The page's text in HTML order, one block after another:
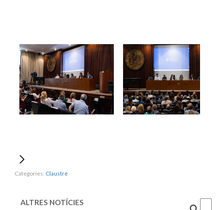
Categories: Claustre
ALTRES NOTÍCIES